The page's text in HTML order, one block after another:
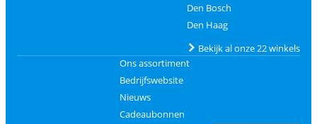
Den Bosch
Den Haag
Bekijk al onze 22 winkels
Ons assortiment
Bedrijfswebsite
Nieuws
Cadeaubonnen